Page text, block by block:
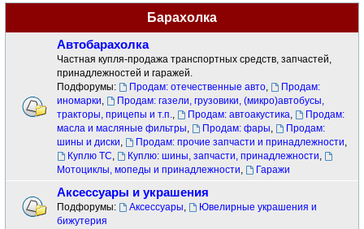
Барахолка
Автобарахолка
Частная купля-продажа транспортных средств, запчастей,
принадлежностей и гаражей.
Подфорумы:
Продам: отечественные авто,
Продам:
иномарки,
Продам: газели, грузовики, (микро)автобусы,
тракторы, прицепы и т.п., Продам: автоакустика,
Продам:
масла и масляные фильтры, Продам: фары,
Продам:
шины и диски, Продам: прочие запчасти и принадлежности,
Куплю ТС, Куплю: шины, запчасти, принадлежности,
Мотоциклы, мопеды и принадлежности, Гаражи
Аксессуары и украшения
Подфорумы: Аксессуары,
Ювелирные украшения и
бижутерия